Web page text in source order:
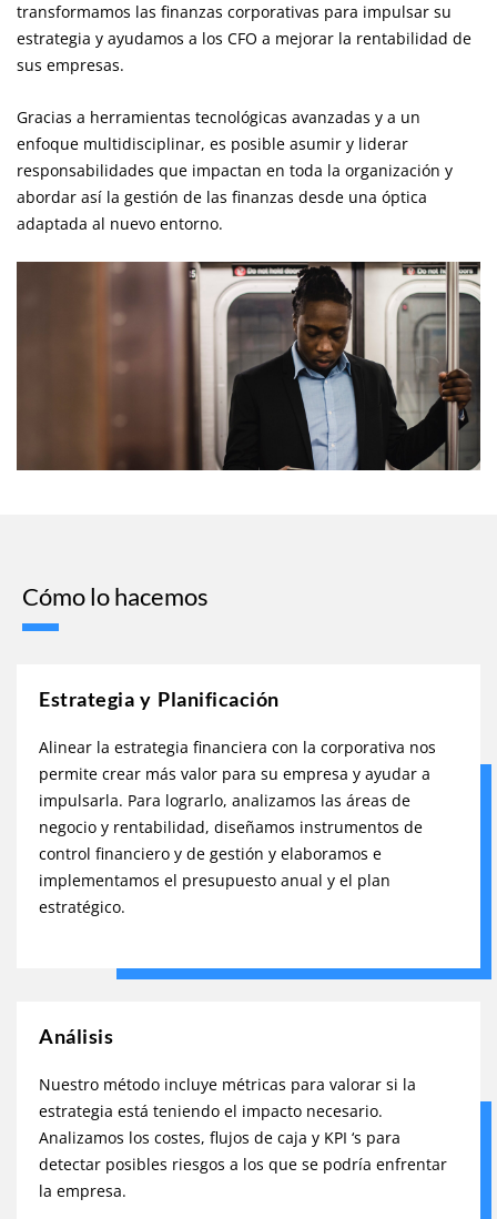
transformamos las finanzas corporativas para impulsar su
estrategia y ayudamos a los CFO a mejorar la rentabilidad de
sus empresas.
Gracias a herramientas tecnológicas avanzadas y a un
enfoque multidisciplinar, es posible asumir y liderar
responsabilidades que impactan en toda la organización y
abordar así la gestión de las finanzas desde una óptica
adaptada al nuevo entorno.
Cómo lo hacemos
Estrategia y Planificación
Alinear la estrategia financiera con la corporativa nos
permite crear más valor para su empresa y ayudar a
impulsarla. Para lograrlo, analizamos las áreas de
negocio y rentabilidad, diseñamos instrumentos de
control financiero y de gestión y elaboramos e
implementamos el presupuesto anual y el plan
estratégico.
Análisis
Nuestro método incluye métricas para valorar si la
estrategia está teniendo el impacto necesario.
Analizamos los costes, flujos de caja y KPI ‘s para
detectar posibles riesgos a los que se podría enfrentar
la empresa.